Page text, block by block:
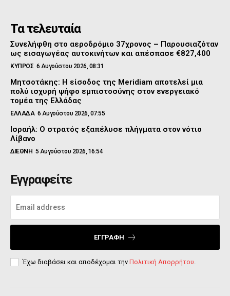
Τα τελευταία
Συνελήφθη στο αεροδρόμιο 37χρονος – Παρουσιαζόταν
ως εισαγωγέας αυτοκινήτων και απέσπασε €827,400
ΚΥΠΡΟΣ 6 Αυγούστου 2026, 08:31
Μητσοτάκης: Η είσοδος της Meridiam αποτελεί μια
πολύ ισχυρή ψήφο εμπιστοσύνης στον ενεργειακό
τομέα της Ελλάδας
ΕΛΛΑΔΑ 6 Αυγούστου 2026, 07:55
Ισραήλ: Ο στρατός εξαπέλυσε πλήγματα στον νότιο
Λίβανο
ΔΙΕΘΝΗ 5 Αυγούστου 2026, 16:54
Εγγραφείτε
ΕΓΓΡΑΦΉ
Έχω διαβάσει και αποδέχομαι την Πολιτική Απορρήτου.